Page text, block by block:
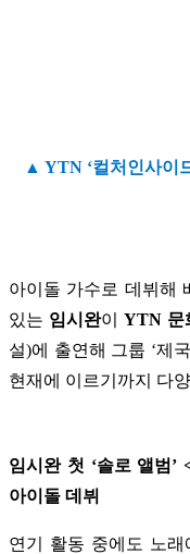
▲ YTN ‘컬처인사이
아이돌 가수로 데뷔해
있는 임시완이 YTN 문
설)에 출연해 그룹 ‘제
현재에 이르기까지 다
임시완 첫 ‘솔로 앨범’
아이돌 데뷔
연기 활동 중에도 노